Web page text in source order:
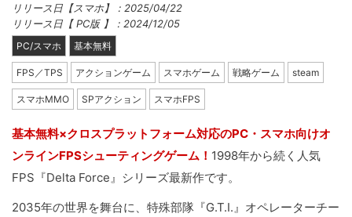
リリース日【スマホ】：2025/04/22
リリース日【 PC版 】：2024/12/05
PC/スマホ 基本無料
FPS／TPS アクションゲーム スマホゲーム 戦略ゲーム steam
スマホMMO SPアクション スマホFPS
基本無料×クロスプラットフォーム対応のPC・スマホ向けオ
ンラインFPSシューティングゲーム！ 1998年から続く人気
FPS『Delta Force』シリーズ最新作です。
2035年の世界を舞台に、特殊部隊『G.T.I.』オペレーターチー